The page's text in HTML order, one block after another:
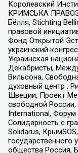
Королевский
КРИМСЬКА
Бёлля, Stichting
правовой
Фонд Открытой
украинский
Украинская
Декабристы,
Вильсона,
духовный центр ,
Швеции, Проект
свободной
International,
Солидарность с
Solidarus,
государственного
общества Россия,